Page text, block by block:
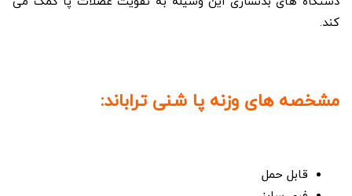
کند.
مشخصه های وزنه پا شنی تراباند:
قابل حمل